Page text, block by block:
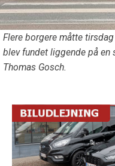
Flere borgere måtte
blev fundet liggende på en
Thomas Gosch.